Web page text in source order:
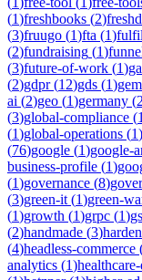
(1)freshbooks (2)
(3)fruugo (1)fta (1)
(2)fundraising (1)
(3)future-of-work (1)
(2)gdpr(12)gds (1)
ai (2)geo (1)germany (
(3)global-compliance (1
(1)global-operations (1)
(76)google (1)google-
business-profile (1)
(1)governance (8)
(3)green-it (1)green-
(1)growth (1)grpc (1)
(2)handmade (3)
(4)headless-commerce
analytics (1)